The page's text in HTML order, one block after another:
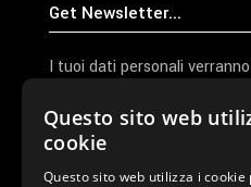
I tuoi dati personali
l'elaborazione della
nella nostraprivacy policy
Ho letto e accetto la
Questo sito web
cookie
Questo sito web utilizza i cookie